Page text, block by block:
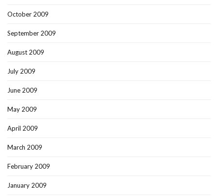
October 2009
September 2009
August 2009
July 2009
June 2009
May 2009
April 2009
March 2009
February 2009
January 2009